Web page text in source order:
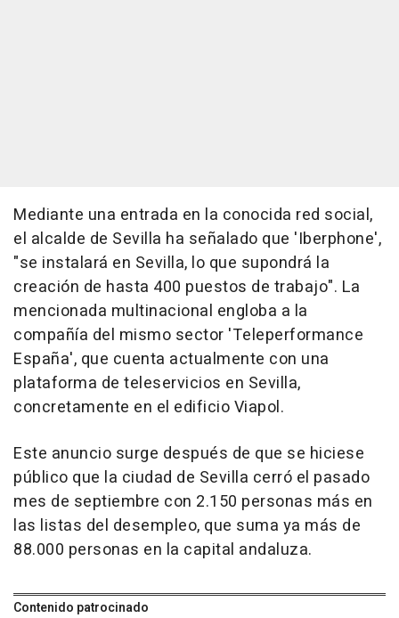
Mediante una entrada en la conocida red social,
el alcalde de Sevilla ha señalado que 'Iberphone',
"se instalará en Sevilla, lo que supondrá la
creación de hasta 400 puestos de trabajo". La
mencionada multinacional engloba a la
compañía del mismo sector 'Teleperformance
España', que cuenta actualmente con una
plataforma de teleservicios en Sevilla,
concretamente en el edificio Viapol.
Este anuncio surge después de que se hiciese
público que la ciudad de Sevilla cerró el pasado
mes de septiembre con 2.150 personas más en
las listas del desempleo, que suma ya más de
88.000 personas en la capital andaluza.
Contenido patrocinado